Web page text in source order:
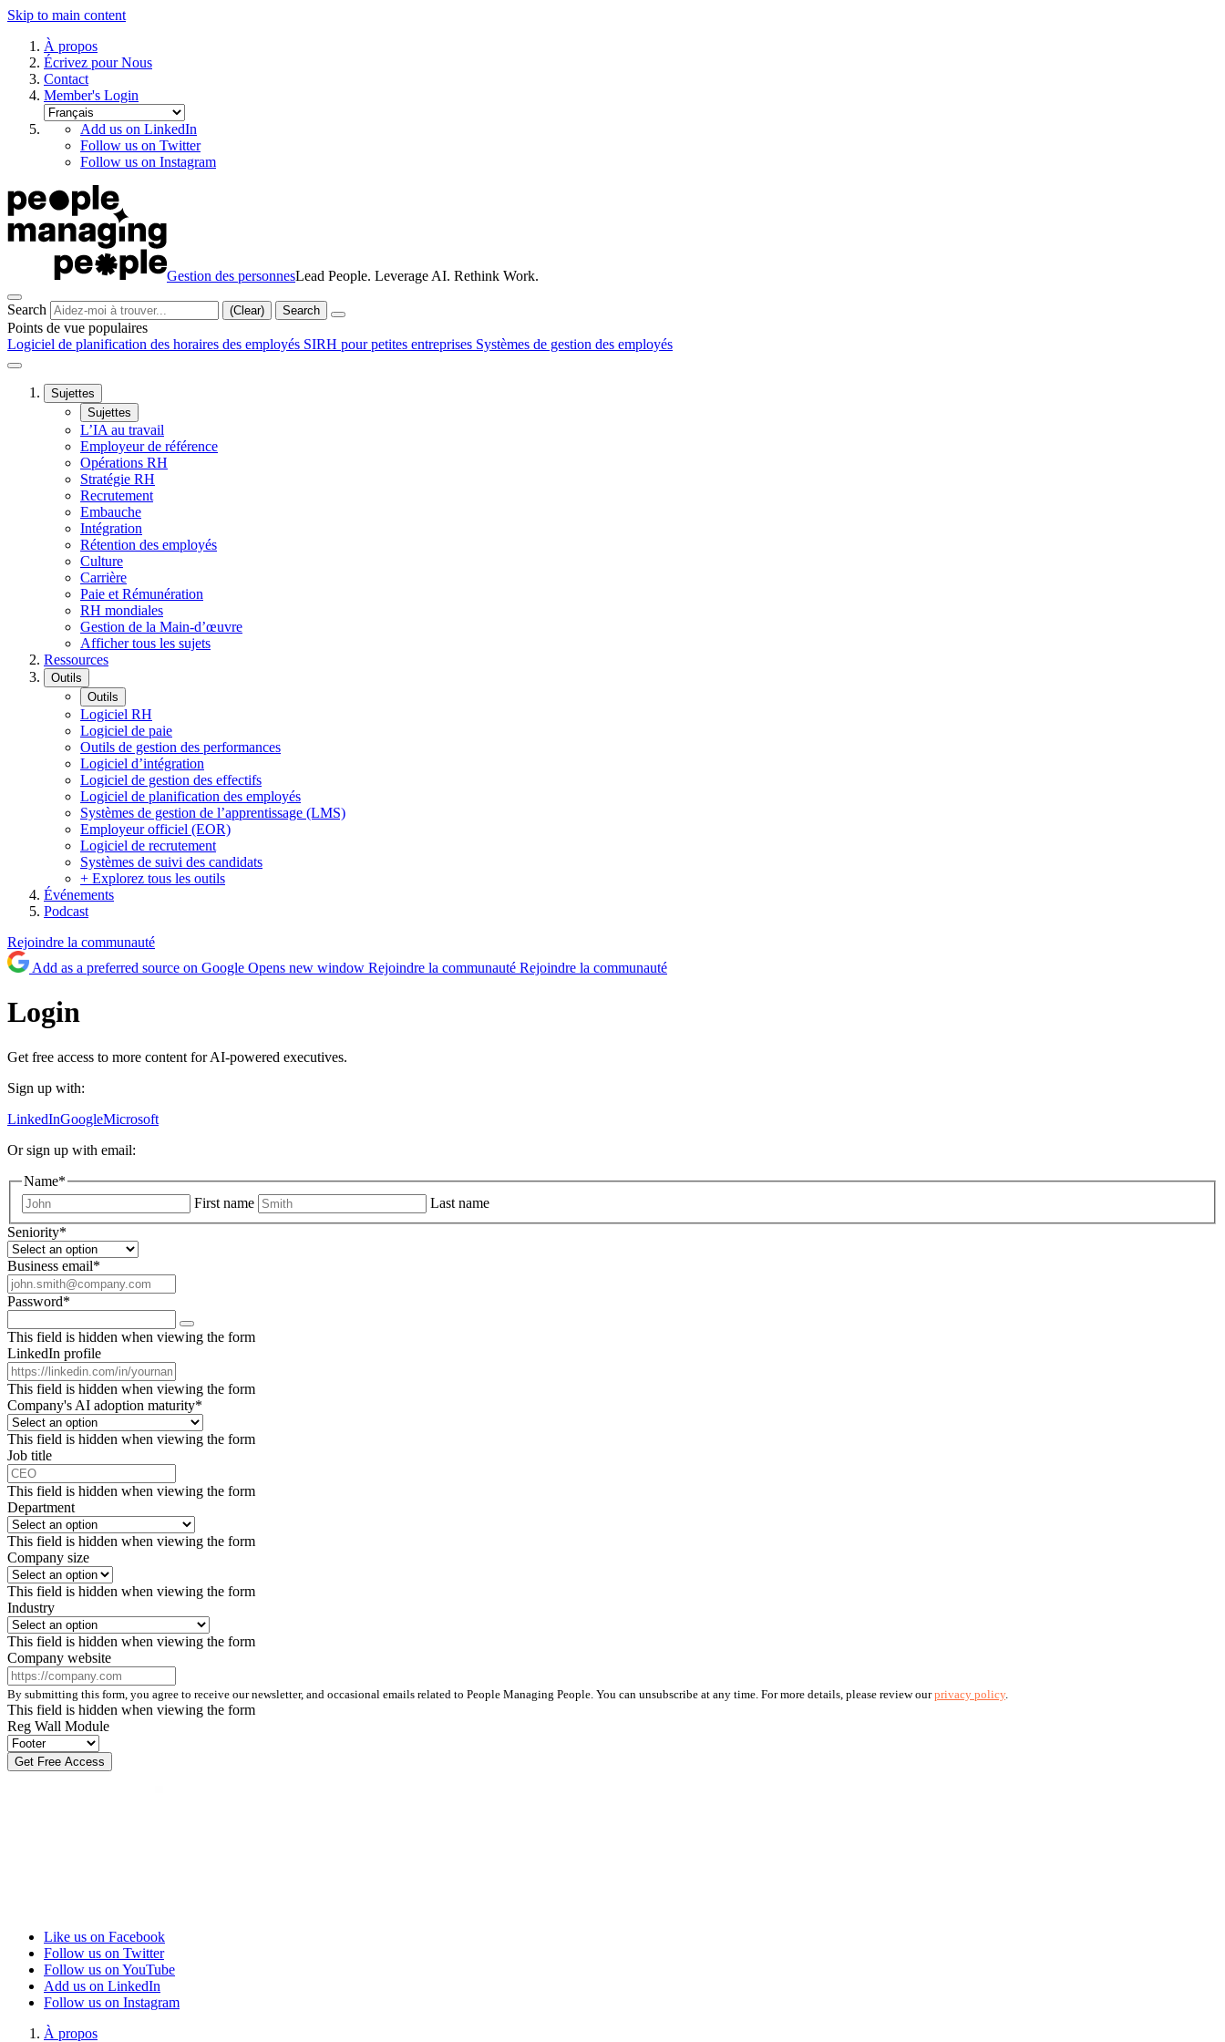
Skip to main content
À propos
Écrivez pour Nous
Contact
Member's Login
Add us on LinkedIn
Follow us on Twitter
Follow us on Instagram
Gestion des personnesLead People. Leverage AI. Rethink Work.
Search (Clear) Search
Points de vue populaires
Logiciel de planification des horaires des employés SIRH pour petites entreprises Systèmes de gestion des employés
Sujettes
Sujettes
L’IA au travail
Employeur de référence
Opérations RH
Stratégie RH
Recrutement
Embauche
Intégration
Rétention des employés
Culture
Carrière
Paie et Rémunération
RH mondiales
Gestion de la Main-d’œuvre
Afficher tous les sujets
Ressources
Outils
Outils
Logiciel RH
Logiciel de paie
Outils de gestion des performances
Logiciel d’intégration
Logiciel de gestion des effectifs
Logiciel de planification des employés
Systèmes de gestion de l’apprentissage (LMS)
Employeur officiel (EOR)
Logiciel de recrutement
Systèmes de suivi des candidats
+ Explorez tous les outils
Événements
Podcast
Rejoindre la communauté
Add as a preferred source on Google Opens new window Rejoindre la communauté Rejoindre la communauté
Login
Get free access to more content for AI-powered executives.
Sign up with:
LinkedInGoogleMicrosoft
Or sign up with email:
Name*
First name
Last name
Seniority*
Business email*
Password*
This field is hidden when viewing the form
LinkedIn profile
This field is hidden when viewing the form
Company's AI adoption maturity*
This field is hidden when viewing the form
Job title
This field is hidden when viewing the form
Department
This field is hidden when viewing the form
Company size
This field is hidden when viewing the form
Industry
This field is hidden when viewing the form
Company website
By submitting this form, you agree to receive our newsletter, and occasional emails related to People Managing People. You can unsubscribe at any time. For more details, please review ourprivacy policy.
This field is hidden when viewing the form
Reg Wall Module
Like us on Facebook
Follow us on Twitter
Follow us on YouTube
Add us on LinkedIn
Follow us on Instagram
À propos